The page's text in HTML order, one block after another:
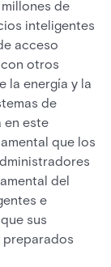
de
inteligentes
acceso
otros
la energía y la
de
en este
que los
del
e
sus